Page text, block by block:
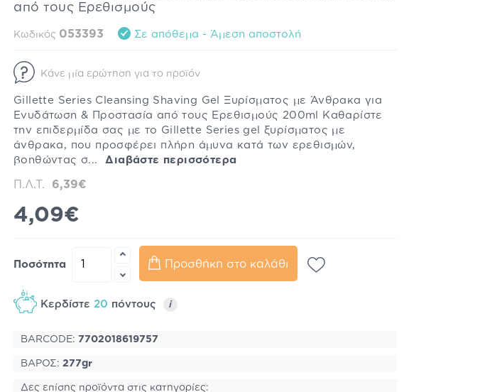
από τους Ερεθισμούς
Κωδικός 053393 Σε απόθεμα - Άμεση αποστολή
Κάνε μία ερώτηση για το προϊόν
Gillette Series Cleansing Shaving Gel Ξυρίσματος με Άνθρακα για
Ενυδάτωση & Προστασία από τους Ερεθισμούς 200ml Καθαρίστε
την επιδερμίδα σας με το Gillette Series gel ξυρίσματος με
άνθρακα, που προσφέρει πλήρη άμυνα κατά των ερεθισμών,
βοηθώντας σ...Διαβάστε περισσότερα
Π.Λ.Τ. 6,39€
4,09€
Ποσότητα Προσθήκη στο καλάθι
Κερδίστε 20 πόντους i
BARCODE: 7702018619757
ΒΑΡΟΣ: 277gr
Δες επίσης προϊόντα στις κατηγορίες: